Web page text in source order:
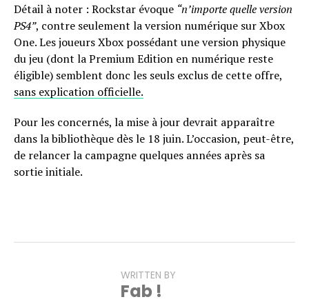
Détail à noter : Rockstar évoque “n’importe quelle version
PS4”, contre seulement la version numérique sur Xbox
One. Les joueurs Xbox possédant une version physique
du jeu (dont la Premium Edition en numérique reste
éligible) semblent donc les seuls exclus de cette offre,
sans explication officielle.
Pour les concernés, la mise à jour devrait apparaître
dans la bibliothèque dès le 18 juin. L’occasion, peut-être,
de relancer la campagne quelques années après sa
sortie initiale.
WRITTEN BY
Fab !